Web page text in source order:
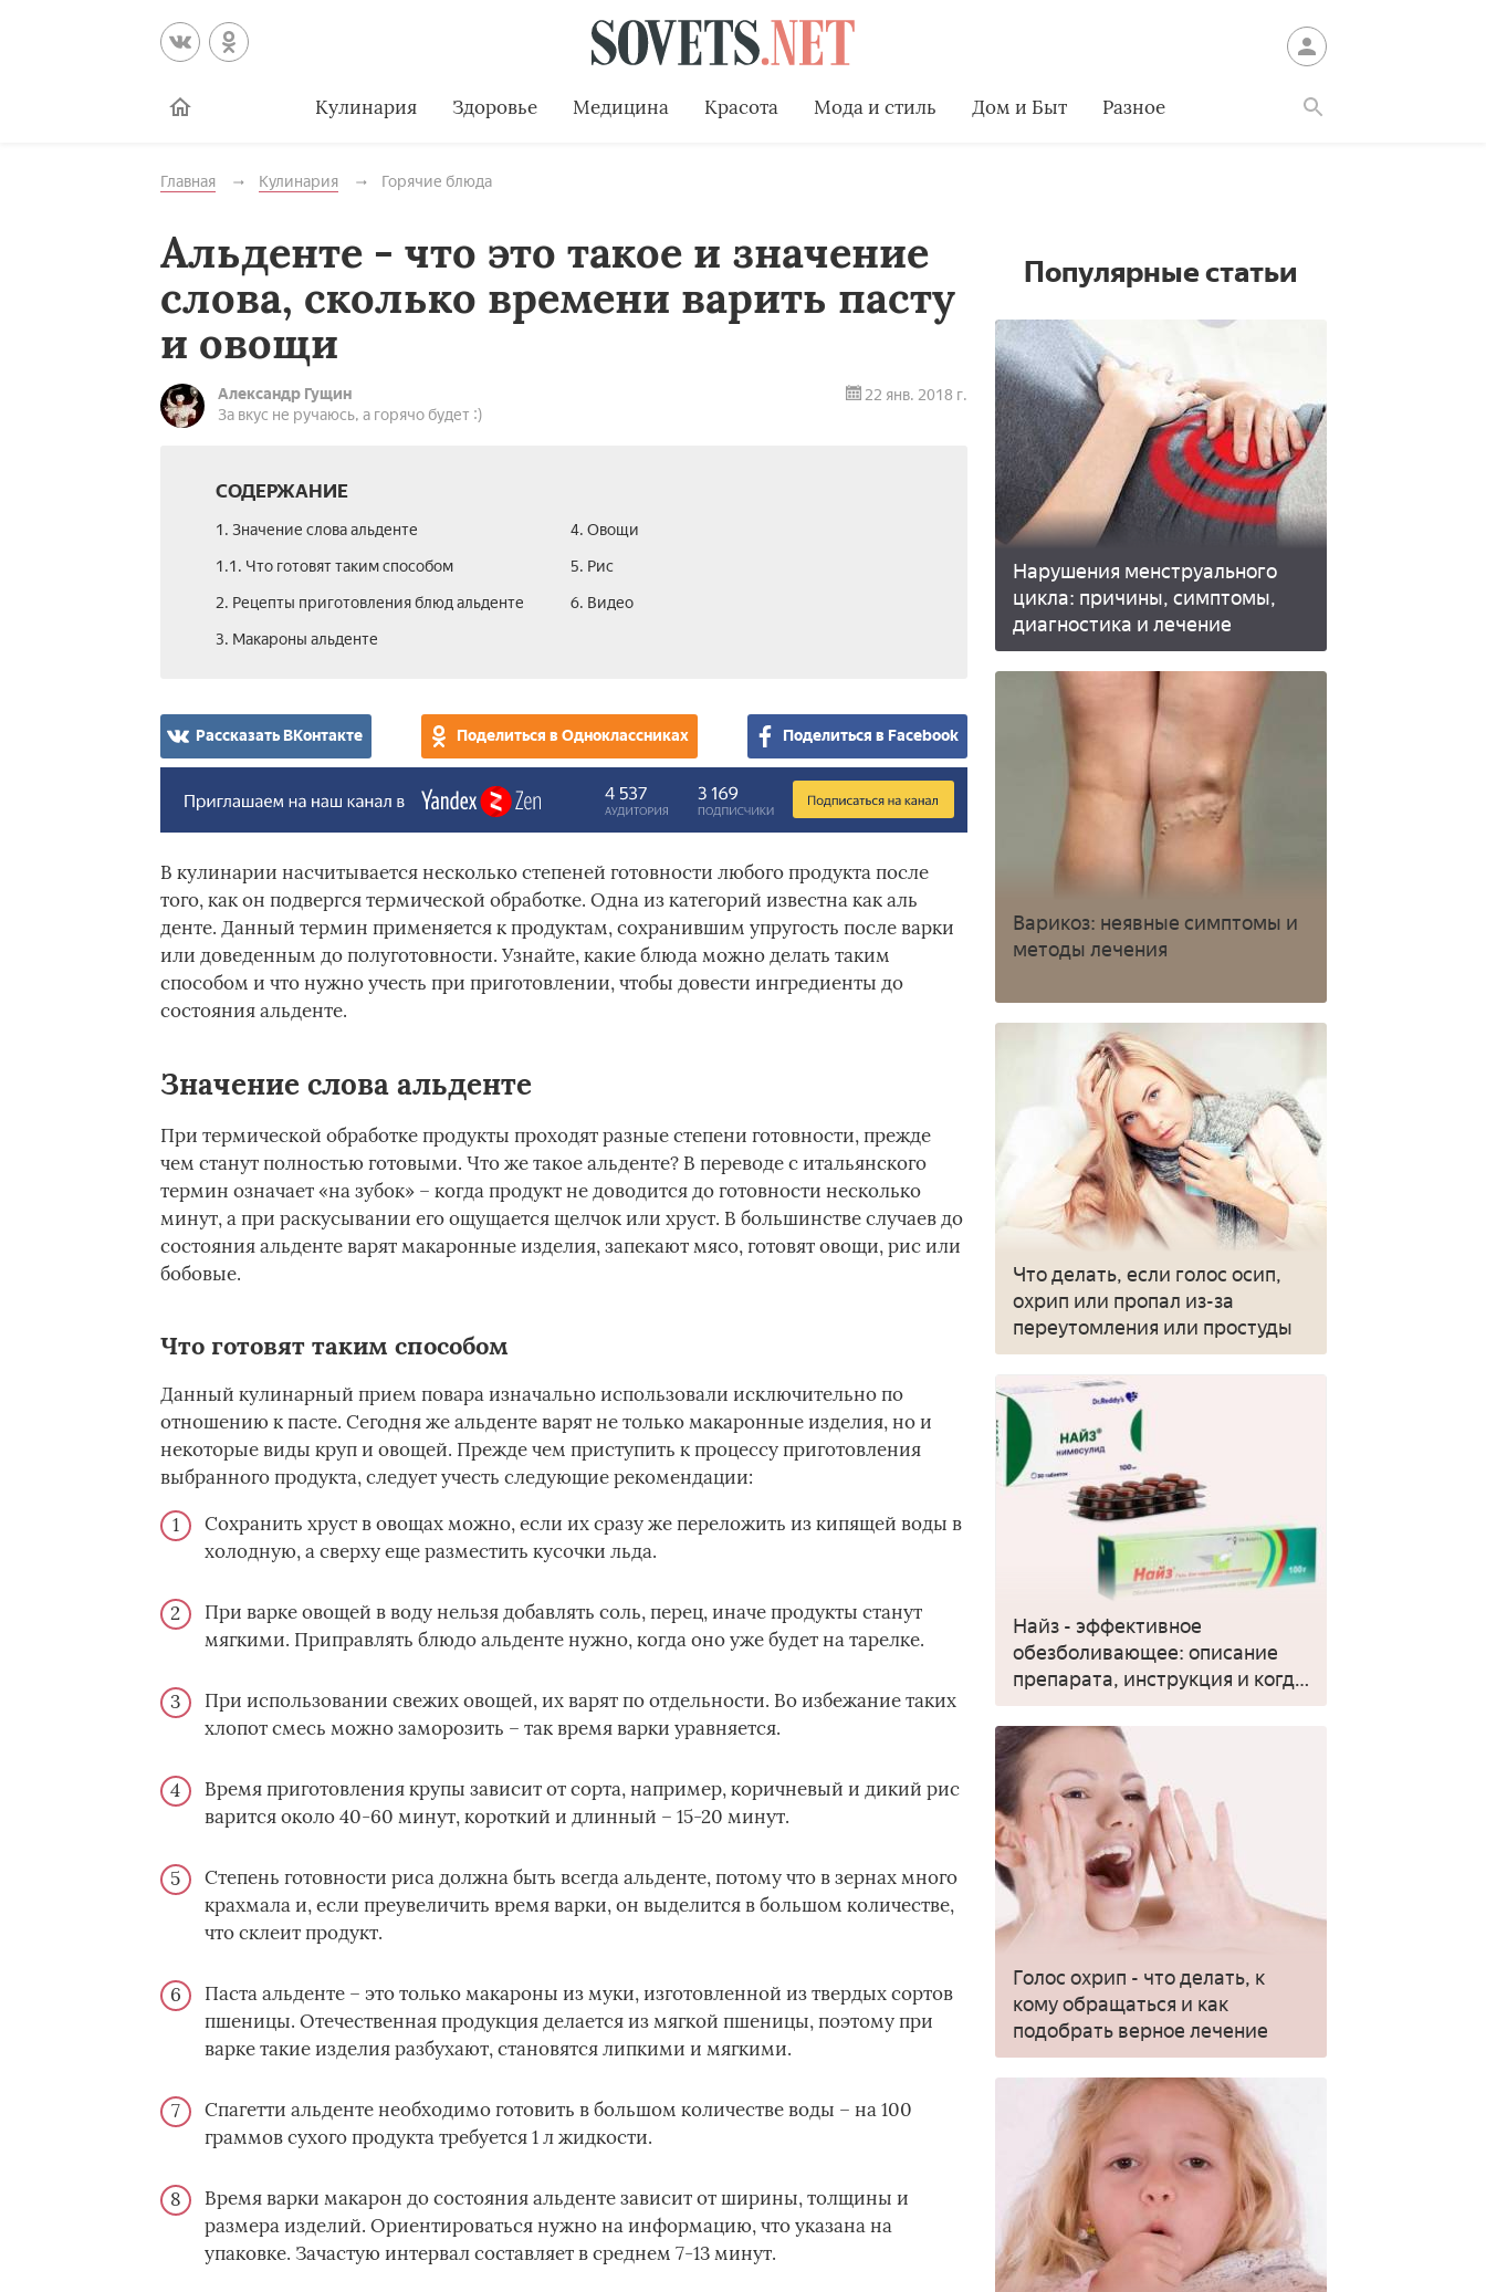
Кулинария Здоровье Медицина Красота Мода и стиль Дом и Быт Разное
Главная Кулинария Горячие блюда
Альденте - что это такое и значение
слова, сколько времени варить пасту
и овощи
Александр Гущин
За вкус не ручаюсь, а горячо будет :)
22 янв. 2018 г.
СОДЕРЖАНИЕ
1. Значение слова альденте
1.1. Что готовят таким способом
2. Рецепты приготовления блюд альденте
3. Макароны альденте
4. Овощи
5. Рис
6. Видео
Рассказать ВКонтакте Поделиться в Одноклассниках Поделиться в Facebook
В кулинарии насчитывается несколько степеней готовности любого продукта после
того, как он подвергся термической обработке. Одна из категорий известна как аль
денте. Данный термин применяется к продуктам, сохранившим упругость после варки
или доведенным до полуготовности. Узнайте, какие блюда можно делать таким
способом и что нужно учесть при приготовлении, чтобы довести ингредиенты до
состояния альденте.
Значение слова альденте
При термической обработке продукты проходят разные степени готовности, прежде
чем станут полностью готовыми. Что же такое альденте? В переводе с итальянского
термин означает «на зубок» – когда продукт не доводится до готовности несколько
минут, а при раскусывании его ощущается щелчок или хруст. В большинстве случаев до
состояния альденте варят макаронные изделия, запекают мясо, готовят овощи, рис или
бобовые.
Что готовят таким способом
Данный кулинарный прием повара изначально использовали исключительно по
отношению к пасте. Сегодня же альденте варят не только макаронные изделия, но и
некоторые виды круп и овощей. Прежде чем приступить к процессу приготовления
выбранного продукта, следует учесть следующие рекомендации:
Сохранить хруст в овощах можно, если их сразу же переложить из кипящей воды в
холодную, а сверху еще разместить кусочки льда.
При варке овощей в воду нельзя добавлять соль, перец, иначе продукты станут
мягкими. Приправлять блюдо альденте нужно, когда оно уже будет на тарелке.
При использовании свежих овощей, их варят по отдельности. Во избежание таких
хлопот смесь можно заморозить – так время варки уравняется.
Время приготовления крупы зависит от сорта, например, коричневый и дикий рис
варится около 40-60 минут, короткий и длинный – 15-20 минут.
Степень готовности риса должна быть всегда альденте, потому что в зернах много
крахмала и, если преувеличить время варки, он выделится в большом количестве,
что склеит продукт.
Паста альденте – это только макароны из муки, изготовленной из твердых сортов
пшеницы. Отечественная продукция делается из мягкой пшеницы, поэтому при
варке такие изделия разбухают, становятся липкими и мягкими.
Спагетти альденте необходимо готовить в большом количестве воды – на 100
граммов сухого продукта требуется 1 л жидкости.
Время варки макарон до состояния альденте зависит от ширины, толщины и
размера изделий. Ориентироваться нужно на информацию, что указана на
упаковке. Зачастую интервал составляет в среднем 7-13 минут.
Популярные статьи
Нарушения менструального
цикла: причины, симптомы,
диагностика и лечение
Варикоз: неявные симптомы и
методы лечения
Что делать, если голос осип,
охрип или пропал из-за
переутомления или простуды
Найз - эффективное
обезболивающее: описание
препарата, инструкция и когда
применять
Голос охрип - что делать, к
кому обращаться и как
подобрать верное лечение